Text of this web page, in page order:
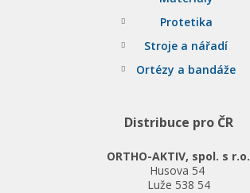
Protetika
Stroje a nářadí
Ortézy a bandáže
Distribuce pro ČR
ORTHO-AKTIV, spol. s r.o.
Husova 54
Luže 538 54